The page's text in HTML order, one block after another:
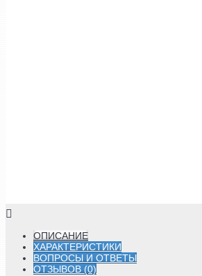
ОПИСАНИЕ
ХАРАКТЕРИСТИКИ
ВОПРОСЫ И ОТВЕТЫ
ОТЗЫВОВ (0)